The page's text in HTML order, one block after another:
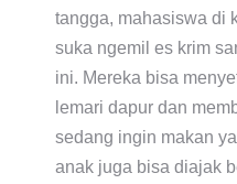
tangga, mahasiswa di
suka ngemil es krim
ini. Mereka bisa
lemari dapur dan
sedang ingin makan
anak juga bisa diajak